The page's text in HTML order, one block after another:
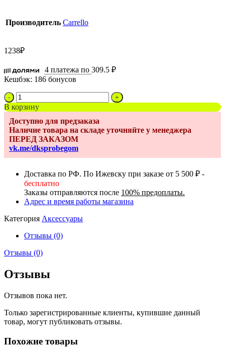
Производитель Carrello
1238₽
4 платежа по 309.5 ₽
Кешбэк: 186 бонусов
Количество
товара
Сумка
органайзер
CARRELLO
CRL-
7005
В корзину
Доступно для предзаказа
Наличие товара на складе уточняйте у менеджера
ПЕРЕД ЗАКАЗОМ
vk.me/dksprobegom
Доставка по РФ. По Ижевску при заказе от 5 500 ₽ -
бесплатно
Заказы отправляются после 100% предоплаты.
Адрес и время работы магазина
Категория Аксессуары
Отзывы (0)
Отзывы (0)
Отзывы
Отзывов пока нет.
Только зарегистрированные клиенты, купившие данный
товар, могут публиковать отзывы.
Похожие товары